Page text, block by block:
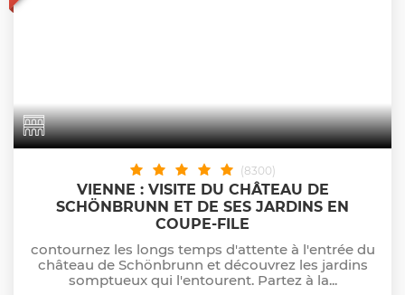
(8300)
VIENNE : VISITE DU CHÂTEAU DE
SCHÖNBRUNN ET DE SES JARDINS EN
COUPE-FILE
contournez les longs temps d'attente à l'entrée du
château de Schönbrunn et découvrez les jardins
somptueux qui l'entourent. Partez à la...